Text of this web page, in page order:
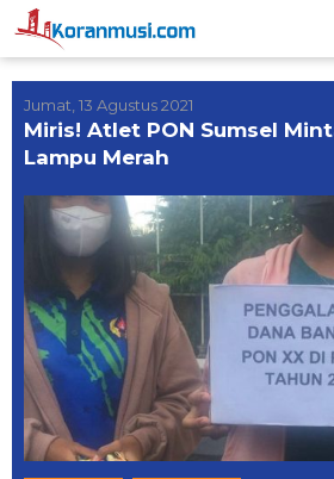
Lewati
ke
konten
Jumat, 13 Agustus 2021
Miris! Atlet PON Sumsel
Lampu Merah